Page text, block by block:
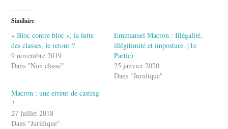
Similaire
« Bloc contre bloc », la lutte
des classes, le retour ?
9 novembre 2019
Dans "Non classé"
Emmanuel Macron : Illégalité,
illégitimité et imposture. (1e
Partie)
25 janvier 2020
Dans "Juridique"
Macron : une erreur de casting
?
27 juillet 2018
Dans "Juridique"